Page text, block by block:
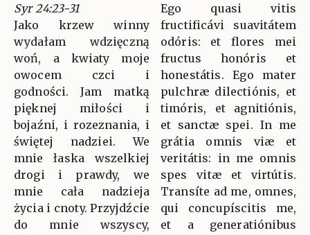
Syr 24:23-31
Jako krzew winny
wydałam wdzięczną
woń, a kwiaty moje
owocem czci i
godności. Jam matką
pięknej miłości i
bojaźni, i rozeznania, i
świętej nadziei. We
mnie łaska wszelkiej
drogi i prawdy, we
mnie cała nadzieja
życia i cnoty. Przyjdźcie
do mnie wszyscy,
Ego quasi vitis
fructificávi suavitátem
odóris: et flores mei
fructus honóris et
honestátis. Ego mater
pulchræ dilectiónis, et
timóris, et agnitiónis,
et sanctæ spei. In me
grátia omnis viæ et
veritátis: in me omnis
spes vitæ et virtútis.
Transíte ad me, omnes,
qui concupíscitis me,
et a generatiónibus